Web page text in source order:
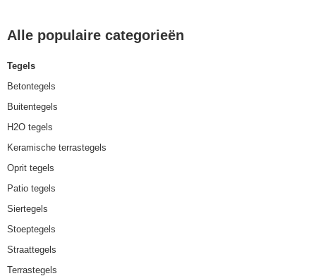
Alle populaire categorieën
Tegels
Betontegels
Buitentegels
H2O tegels
Keramische terrastegels
Oprit tegels
Patio tegels
Siertegels
Stoeptegels
Straattegels
Terrastegels